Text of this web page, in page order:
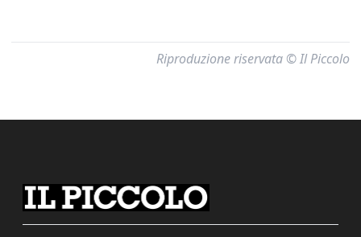
Riproduzione riservata © Il Piccolo